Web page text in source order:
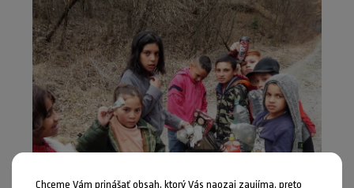
Chceme Vám prinášať obsah, ktorý Vás naozaj zaujíma, preto